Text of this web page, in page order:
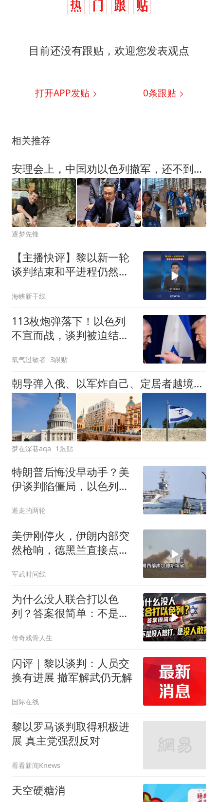
目前还没有跟贴，欢迎您发表观点
打开APP发贴 0条跟贴
相关推荐
安理会上，中国劝以色列撤军，还不到十天，以方正式关闭成都使馆
逐梦先锋
【主播快评】黎以新一轮
谈判结束和平进程仍然脆
海峡新干线
113枚炮弹落下！以色列
不宣而战，谈判被迫结
氧气过敏者 3跟贴
朝导弹入俄、以军炸自己、定居者越境，8月8日三件大事震动全球
梦在深巷aqa 1跟贴
特朗普后悔没早动手？美
伊谈判陷僵局，以色列炸
遁走的两轮
美伊刚停火，伊朗内部突
然枪响，德黑兰直接点名
军武时间线
为什么没人联合打以色
列？答案很简单：不是没
传奇戏骨人生
闪评｜黎以谈判：人员交
换有进展 撤军解武仍无解
国际在线
黎以罗马谈判取得积极进
展 真主党强烈反对
看看新闻Knews
天空硬糖消